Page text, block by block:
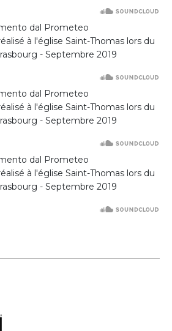
dal Prometeo
à l'église Saint-Thomas lors du
- Septembre 2019
dal Prometeo
à l'église Saint-Thomas lors du
- Septembre 2019
dal Prometeo
à l'église Saint-Thomas lors du
- Septembre 2019